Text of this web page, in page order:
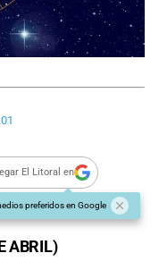
El Litoral en
preferidos en Google
ABRIL)